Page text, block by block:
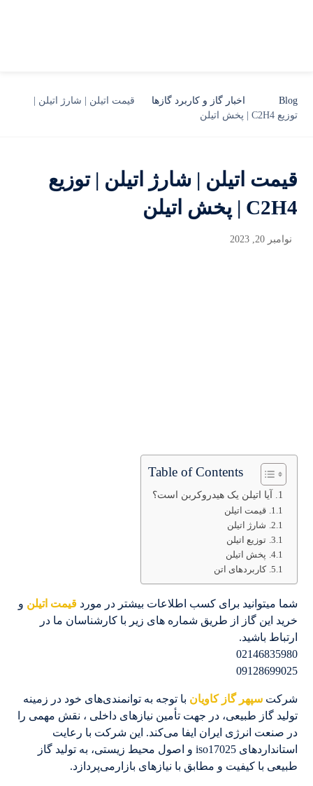
Blog اخبار گاز و کاربرد گازها
قیمت اتیلن | شارژ اتیلن |
توزیع C2H4 | پخش اتیلن
قیمت اتیلن | شارژ اتیلن | توزیع
C2H4 | پخش اتیلن
نوامبر 20, 2023
Table of Contents
آیا اتیلن یک هیدروکربن است؟
قیمت اتیلن
شارژ اتیلن
توزیع اتیلن
پخش اتیلن
کاربردهای اتن
شما میتوانید برای کسب اطلاعات بیشتر در موردقیمت اتیلن و
خرید این گاز از طریق شماره های زیر با کارشناسان ما در
ارتباط باشید.
02146835980
09128699025
شرکتسپهر گاز کاویان با توجه به توانمندی‌های خود در زمینه
تولید گاز طبیعی، در جهت تأمین نیازهای داخلی ، نقش مهمی را
در صنعت انرژی ایران ایفا می‌کند. این شرکت با رعایت
استانداردهای iso17025 و اصول محیط زیستی، به تولید گاز
طبیعی با کیفیت و مطابق با نیازهای بازارمی‌پردازد.